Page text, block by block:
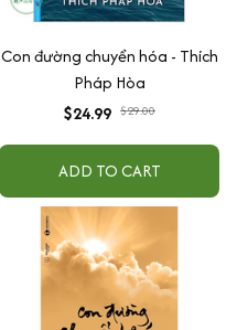
Con đường chuyển hóa - Thích
Pháp Hòa
$24.99 $29.00
ADD TO CART